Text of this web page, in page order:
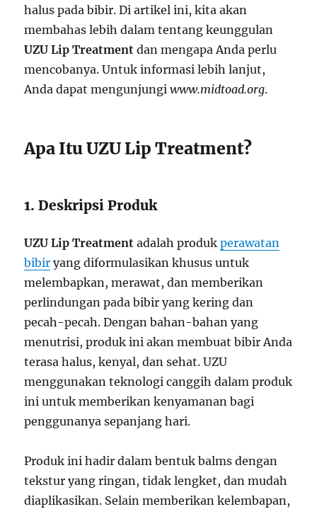
halus pada bibir. Di artikel ini, kita akan
membahas lebih dalam tentang keunggulan
UZU Lip Treatment dan mengapa Anda perlu
mencobanya. Untuk informasi lebih lanjut,
Anda dapat mengunjungiwww.midtoad.org.
Apa Itu UZU Lip Treatment?
1. Deskripsi Produk
UZU Lip Treatment adalah produkperawatan
bibir yang diformulasikan khusus untuk
melembapkan, merawat, dan memberikan
perlindungan pada bibir yang kering dan
pecah-pecah. Dengan bahan-bahan yang
menutrisi, produk ini akan membuat bibir Anda
terasa halus, kenyal, dan sehat. UZU
menggunakan teknologi canggih dalam produk
ini untuk memberikan kenyamanan bagi
penggunanya sepanjang hari.
Produk ini hadir dalam bentuk balms dengan
tekstur yang ringan, tidak lengket, dan mudah
diaplikasikan. Selain memberikan kelembapan,